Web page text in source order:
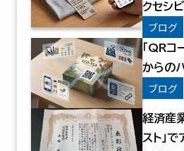
クセシ
ブログ
「QRコ
からの
ブログ
経済産
スト」